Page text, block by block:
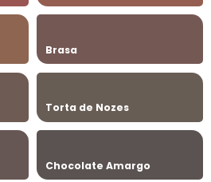
Brasa
Torta de Nozes
Chocolate Amargo